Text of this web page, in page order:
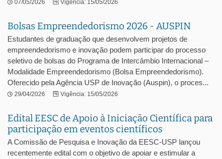
07/05/2026 Vigência: 15/05/2026
Bolsas Empreendedorismo 2026 - AUSPIN
Estudantes de graduação que desenvolvem projetos de
empreendedorismo e inovação podem participar do processo
seletivo de bolsas do Programa de Intercâmbio Internacional –
Modalidade Empreendedorismo (Bolsa Empreendedorismo).
Oferecido pela Agência USP de Inovação (Auspin), o proces...
29/04/2026 Vigência: 15/05/2026
Edital EESC de Apoio à Iniciação Científica para
participação em eventos científicos
A Comissão de Pesquisa e Inovação da EESC-USP lançou
recentemente edital com o objetivo de apoiar e estimular a